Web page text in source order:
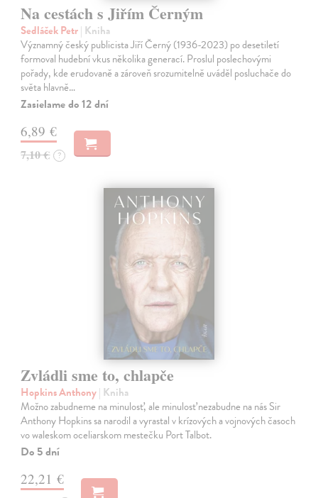
Na cestách s Jiřím Černým
Sedláček Petr| Kniha
Významný český publicista Jiří Černý (1936-2023) po desetiletí
formoval hudební vkus několika generací. Proslul poslechovými
pořady, kde erudovaně a zároveň srozumitelně uváděl posluchače do
světa hlavně…
Zasielame do 12 dní
6,89 €
7,10 € ?
Zvládli sme to, chlapče
Hopkins Anthony| Kniha
Možno zabudneme na minulosť, ale minulosť nezabudne na nás Sir
Anthony Hopkins sa narodil a vyrastal v krízových a vojnových časoch
vo waleskom oceliarskom mestečku Port Talbot.
Do 5 dní
22,21 €